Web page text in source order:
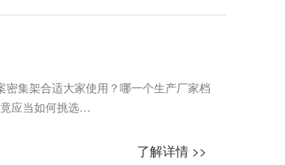
集架合适大家使用？哪一个生产厂家档
应当如何挑选…
了解详情 >>